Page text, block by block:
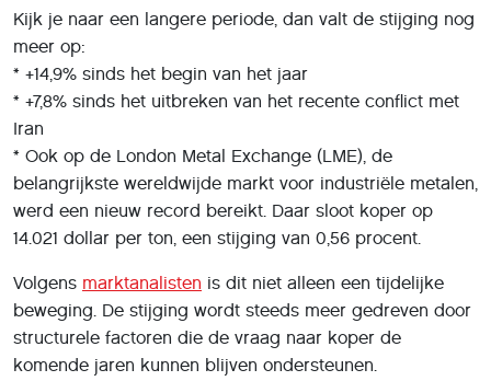
Kijk je naar een langere periode, dan valt de stijging nog
meer op:
* +14,9% sinds het begin van het jaar
* +7,8% sinds het uitbreken van het recente conflict met
Iran
* Ook op de London Metal Exchange (LME), de
belangrijkste wereldwijde markt voor industriële metalen,
werd een nieuw record bereikt. Daar sloot koper op
14.021 dollar per ton, een stijging van 0,56 procent.
Volgens marktanalisten is dit niet alleen een tijdelijke
beweging. De stijging wordt steeds meer gedreven door
structurele factoren die de vraag naar koper de
komende jaren kunnen blijven ondersteunen.